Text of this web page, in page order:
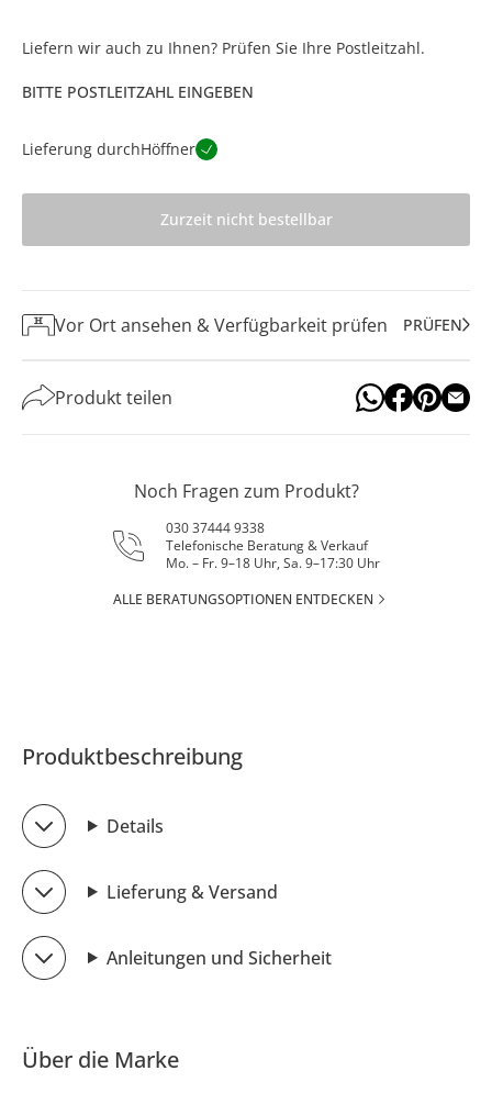
Liefern wir auch zu Ihnen? Prüfen Sie Ihre Postleitzahl.
BITTE POSTLEITZAHL EINGEBEN
Lieferung durchHöffner
Zurzeit nicht bestellbar
Vor Ort ansehen & Verfügbarkeit prüfen PRÜFEN
Produkt teilen
Noch Fragen zum Produkt?
030 37444 9338
Telefonische Beratung & Verkauf
Mo. – Fr. 9–18 Uhr, Sa. 9–17:30 Uhr
ALLE BERATUNGSOPTIONEN ENTDECKEN
Produktbeschreibung
Details
Lieferung & Versand
Anleitungen und Sicherheit
Über die Marke